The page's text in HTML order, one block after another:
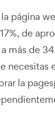
la página
de
más de
necesitas
la